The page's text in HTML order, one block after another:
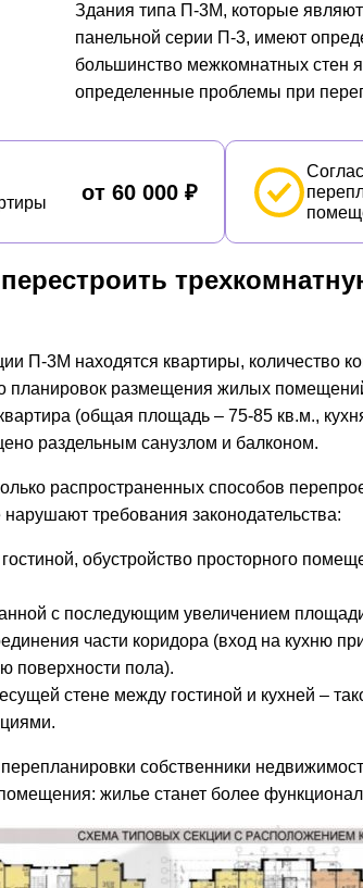
Здания типа П-3М, которые
панельной серии П-3, имеют
большинство межкомнатных стен
определенные проблемы при
от 60 000 ₽
П-3М находятся квартиры, количество
планировок размещения жилых
(общая площадь – 75-85 кв.м.,
раздельным санузлом и балконом.
распространенных способов
требования законодательства:
обустройство просторного
с последующим увеличением
части коридора (вход на кухню
поверхности пола).
стене между гостиной и кухней –
собственники
жилье станет более